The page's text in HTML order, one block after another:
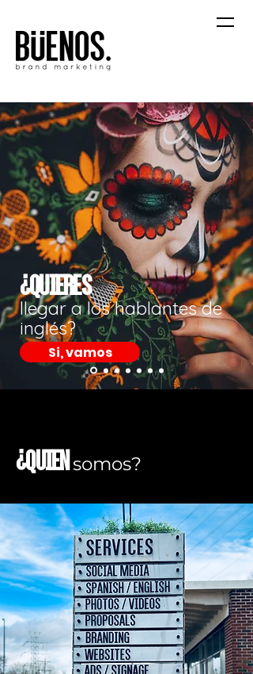
¿Quieres
llegar a los hablantes de
inglés?
Si, vamos
¿Quiensomos?